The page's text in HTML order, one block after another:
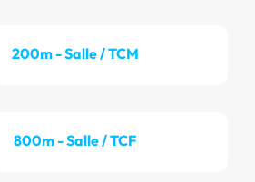
200m - Salle / TCM
800m - Salle / TCF